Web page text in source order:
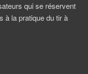
qui se réservent
à la pratique du tir à